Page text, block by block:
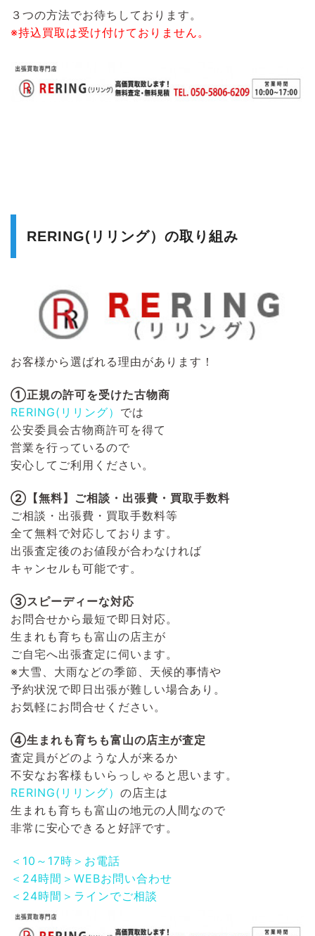
３つの方法でお待ちしております。
※持込買取は受け付けておりません。
RERING(リリング）の取り組み
お客様から選ばれる理由があります！
①正規の許可を受けた古物商
RERING(リリング） では
公安委員会古物商許可を得て
営業を行っているので
安心してご利用ください。
②【無料】ご相談・出張費・買取手数料
ご相談・出張費・買取手数料等
全て無料で対応しております。
出張査定後のお値段が合わなければ
キャンセルも可能です。
③スピーディーな対応
お問合せから最短で即日対応。
生まれも育ちも富山の店主が
ご自宅へ出張査定に伺います。
※大雪、大雨などの季節、天候的事情や
予約状況で即日出張が難しい場合あり。
お気軽にお問合せください。
④生まれも育ちも富山の店主が査定
査定員がどのような人が来るか
不安なお客様もいらっしゃると思います。
RERING(リリング） の店主は
生まれも育ちも富山の地元の人間なので
非常に安心できると好評です。
＜10～17時＞お電話
＜24時間＞WEBお問い合わせ
＜24時間＞ラインでご相談